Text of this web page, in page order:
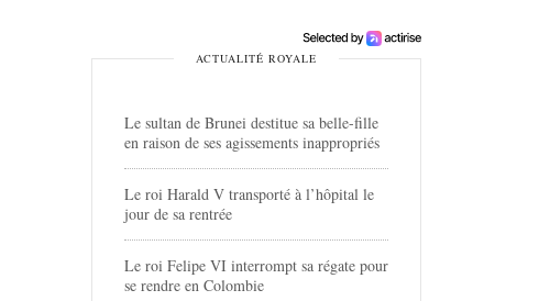
ACTUALITÉ ROYALE
Le sultan de Brunei destitue sa belle-fille
en raison de ses agissements inappropriés
Le roi Harald V transporté à l’hôpital le
jour de sa rentrée
Le roi Felipe VI interrompt sa régate pour
se rendre en Colombie